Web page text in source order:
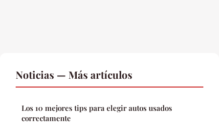
Noticias — Más artículos
Los 10 mejores tips para elegir autos usados
correctamente